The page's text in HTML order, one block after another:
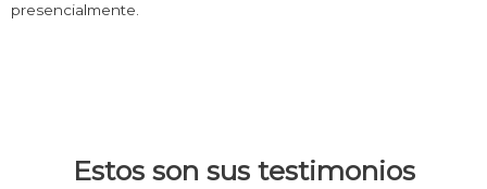
presencialmente.
Estos son sus testimonios